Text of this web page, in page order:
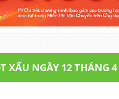
XẤU NGÀY 12 THÁNG 4